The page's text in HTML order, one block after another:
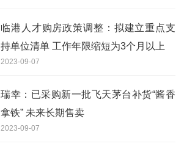
临港人才购房政策调整：拟建立重点支
持单位清单 工作年限缩短为3个月以上
2023-09-07
瑞幸：已采购新一批飞天茅台补货“酱香
拿铁” 未来长期售卖
2023-09-07